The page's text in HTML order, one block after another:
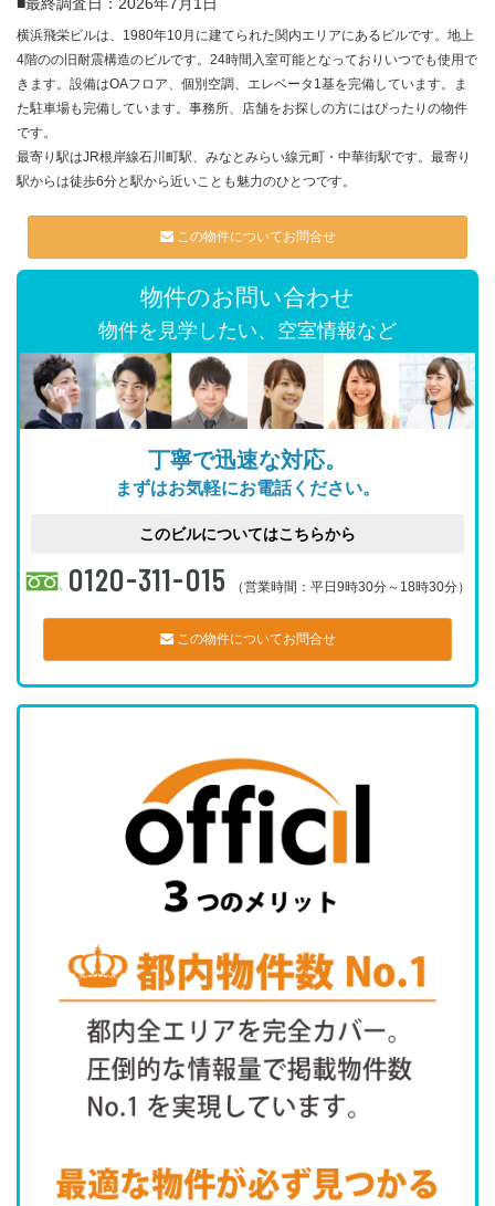
横浜飛栄ビルは、1980年10月に建てられた関内エリアにあるビルです。地上
4階のの旧耐震構造のビルです。24時間入室可能となっておりいつでも使用で
きます。設備はOAフロア、個別空調、エレベータ1基を完備しています。ま
た駐車場も完備しています。事務所、店舗をお探しの方にはぴったりの物件
です。
最寄り駅はJR根岸線石川町駅、みなとみらい線元町・中華街駅です。最寄り
駅からは徒歩6分と駅から近いことも魅力のひとつです。
この物件についてお問合せ
物件のお問い合わせ
物件を見学したい、空室情報など
丁寧で迅速な対応。
まずはお気軽にお電話ください。
このビルについてはこちらから
0120-311-015 （営業時間：平日9時30分～18時30分）
この物件についてお問合せ